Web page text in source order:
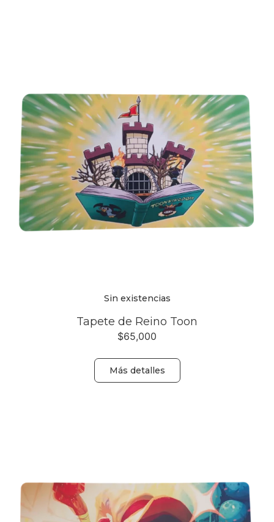
Sin existencias
Tapete de Reino Toon
$65,000
Más detalles